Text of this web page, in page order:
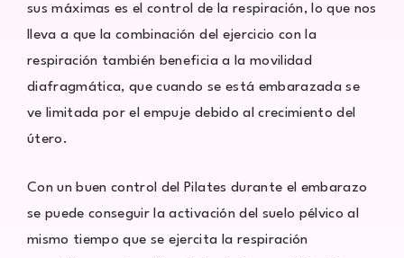
sus máximas es el control de la respiración, lo que nos
lleva a que la combinación del ejercicio con la
respiración también beneficia a la movilidad
diafragmática, que cuando se está embarazada se
ve limitada por el empuje debido al crecimiento del
útero.
Con un buen control del Pilates durante el embarazo
se puede conseguir la activación del suelo pélvico al
mismo tiempo que se ejercita la respiración